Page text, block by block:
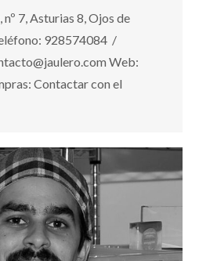
7, Asturias 8, Ojos de
928574084 /
Web:
Contactar con el